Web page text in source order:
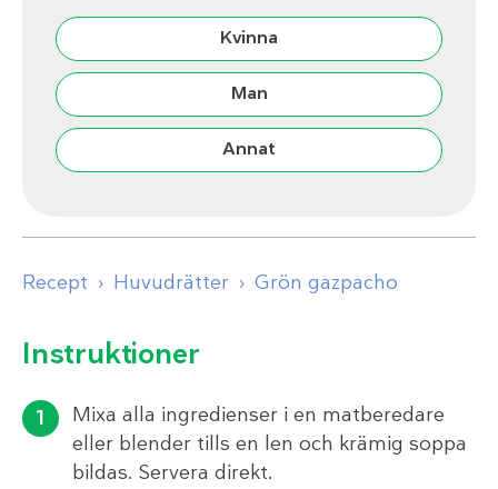
Kvinna
Man
Annat
Recept Huvudrätter Grön gazpacho
Instruktioner
Mixa alla ingredienser i en matberedare
eller blender tills en len och krämig soppa
bildas. Servera direkt.